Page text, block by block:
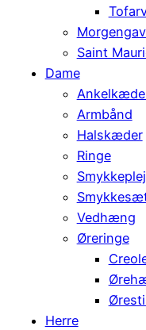
Saint
Dame
Armbånd
Halskæder
Ringe
Vedhæng
Øreringe
Herre